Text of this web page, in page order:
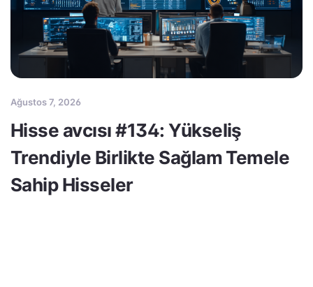
Ağustos 7, 2026
Hisse avcısı #134: Yükseliş
Trendiyle Birlikte Sağlam Temele
Sahip Hisseler